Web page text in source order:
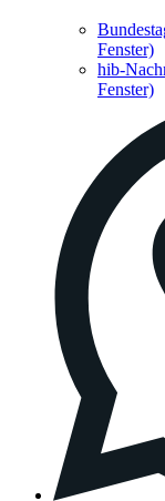
Fenster)
hib-
Fenster)